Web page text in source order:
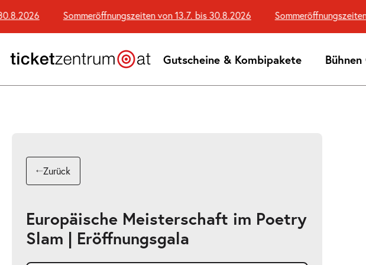
Seiteninhalt
Sommeröffnungszeiten von 13.7. bis 30.8.2026 Sommeröffnungszeiten
Gutscheine & Kombipakete
Zurück
Europäische Meisterschaft im Poetry
Slam | Eröffnungsgala